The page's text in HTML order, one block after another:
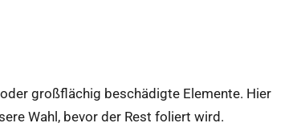
großflächig beschädigte Elemente. Hier
Wahl, bevor der Rest foliert wird.